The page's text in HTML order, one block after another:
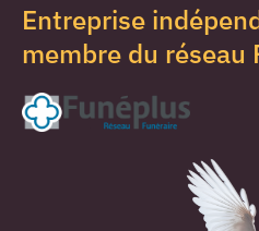
Entreprise
membre du réseau